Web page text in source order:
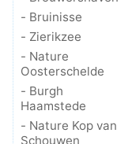
- Bruinisse
- Zierikzee
- Nature
Oosterschelde
- Burgh
Haamstede
- Nature Kop van
Schouwen